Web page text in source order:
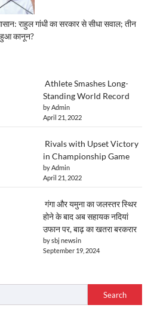
राहुल गांधी का सरकार से सीधा सवाल; तीन
हुआ कानून?
Athlete Smashes Long-
Standing World Record
by Admin
April 21, 2022
Rivals with Upset Victory
in Championship Game
by Admin
April 21, 2022
गंगा और यमुना का जलस्तर स्थिर
होने के बाद अब सहायक नदियां
उफान पर, बाढ़ का खतरा बरकरार
by sbj newsin
September 19, 2024
Search